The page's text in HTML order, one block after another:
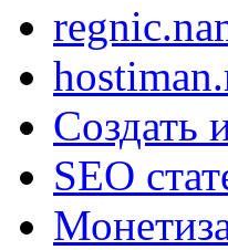
Создать
SEO